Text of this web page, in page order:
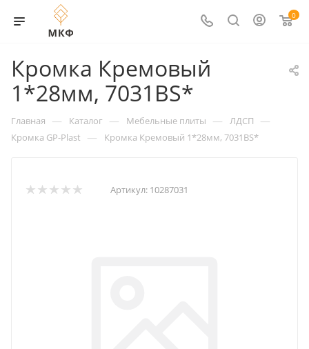
0
Кромка Кремовый
1*28мм, 7031BS*
Главная — Каталог — Мебельные плиты — ЛДСП —
Кромка GP-Plast — Кромка Кремовый 1*28мм, 7031BS*
Артикул: 10287031